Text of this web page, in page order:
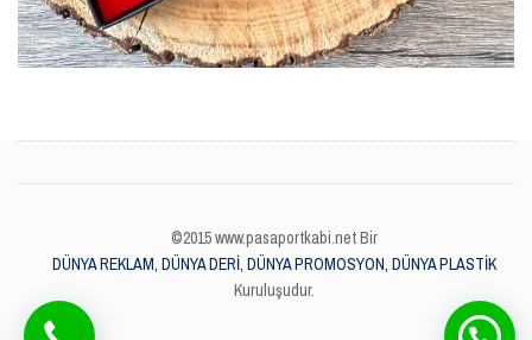
©2015 www.pasaportkabi.net Bir
DÜNYA REKLAM, DÜNYA DERİ, DÜNYA PROMOSYON, DÜNYA PLASTİK
Kuruluşudur.